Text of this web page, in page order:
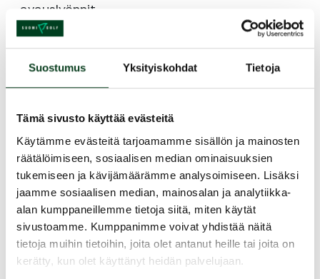
Suostumus Yksityiskohdat Tietoja
Tämä sivusto käyttää evästeitä
Käytämme evästeitä tarjoamamme sisällön ja mainosten
räätälöimiseen, sosiaalisen median ominaisuuksien
tukemiseen ja kävijämäärämme analysoimiseen. Lisäksi
jaamme sosiaalisen median, mainosalan ja analytiikka-
alan kumppaneillemme tietoja siitä, miten käytät
sivustoamme. Kumppanimme voivat yhdistää näitä
tietoja muihin tietoihin, joita olet antanut heille tai joita on
kerätty, kun olet käyttänyt heidän palvelujaan.
avauslyönnit
kurssin päätteeksi green card
Kurssin aikana pidetään pieni tauko, jolloin on
mahdollisuus ruokailla Revontulen ravintolassa
tai ostaa pientä purtavaa.
hlöä , max. 9 hlöä.
Kurssin käytyäsi voit aloittaa heti pelaamisen.
Kurssilla opit tarvittavat tiedot ja taidot, jotta
omatoiminen harrastaminen on mahdollista.
Kurssin hinta 89€/ aikuinen, 69 €/ junioirit alle
18 v.
Aloittelijan starttipaketti- tarjoukset:
• Kurssi ja Revontuli Golf jäsenyys + viikon